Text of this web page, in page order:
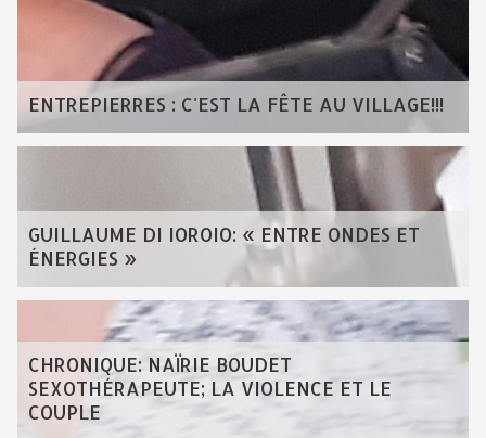
ENTREPIERRES : C'EST LA FÊTE AU VILLAGE!!!
GUILLAUME DI IOROIO: « ENTRE ONDES ET
ÉNERGIES »
CHRONIQUE: NAÏRIE BOUDET
SEXOTHÉRAPEUTE; LA VIOLENCE ET LE
COUPLE